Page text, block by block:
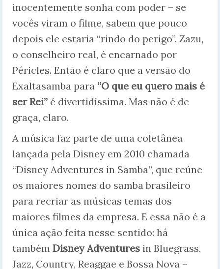
inocentemente sonha com poder – se
vocês viram o filme, sabem que pouco
depois ele estaria “rindo do perigo”. Zazu,
o conselheiro real, é encarnado por
Péricles. Então é claro que a versão do
Exaltasamba para “O que eu quero mais é
ser Rei” é divertidíssima. Mas não é de
graça, claro.
A música faz parte de uma coletânea
lançada pela Disney em 2010 chamada
“Disney Adventures in Samba”, que reúne
os maiores nomes do samba brasileiro
para recriar as músicas temas dos
maiores filmes da empresa. E essa não é a
única ação feita nesse sentido: há
também Disney Adventures in Bluegrass,
Jazz, Country, Reaggae e Bossa Nova –